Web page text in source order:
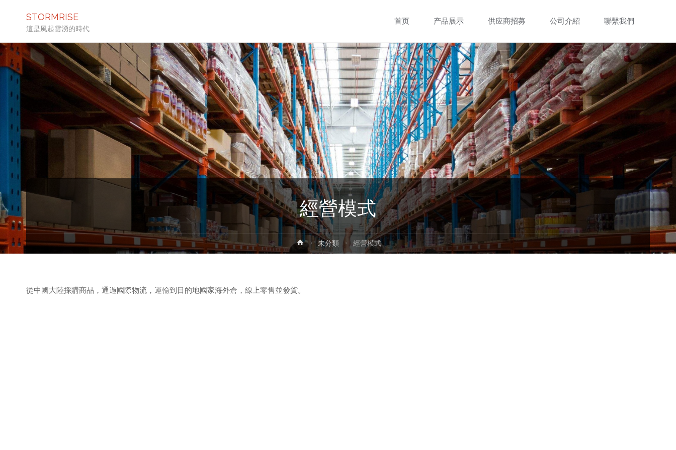
STORMRISE
這是風起雲湧的時代
至
内
容
首页 产品展示 供应商招募 公司介紹 聯繫我們
經營模式
首
页
未分類 經營模式
從中國大陸採購商品，通過國際物流，運輸到目的地國家海外倉，線上零售並發貨。